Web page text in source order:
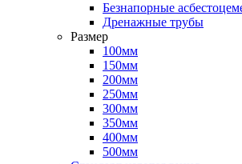
Безнапорные
Дренажные трубы
Размер
100мм
150мм
200мм
250мм
300мм
350мм
400мм
500мм